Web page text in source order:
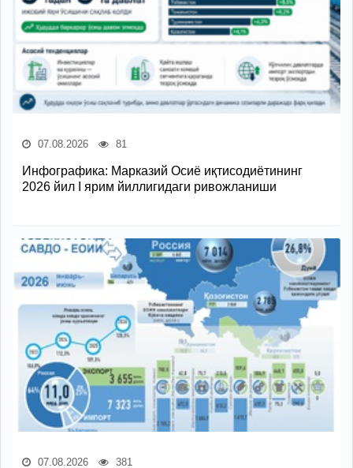
07.08.2026 81
Инфографика: Марказий Осиё иқтисодиётининг
2026 йил I ярим йиллигидаги ривожланиши
07.08.2026 381